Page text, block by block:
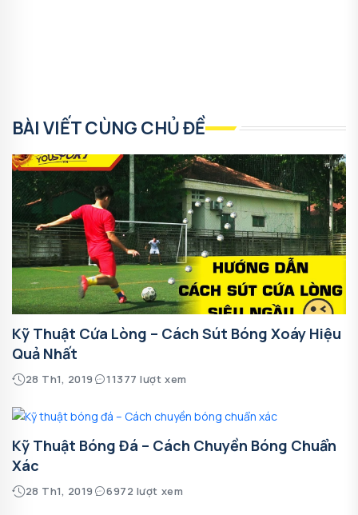
BÀI VIẾT CÙNG CHỦ ĐỀ
Kỹ Thuật Cứa Lòng – Cách Sút Bóng Xoáy Hiệu
Quả Nhất
28 Th1, 2019 11377 lượt xem
Kỹ Thuật Bóng Đá – Cách Chuyền Bóng Chuẩn
Xác
28 Th1, 2019 6972 lượt xem